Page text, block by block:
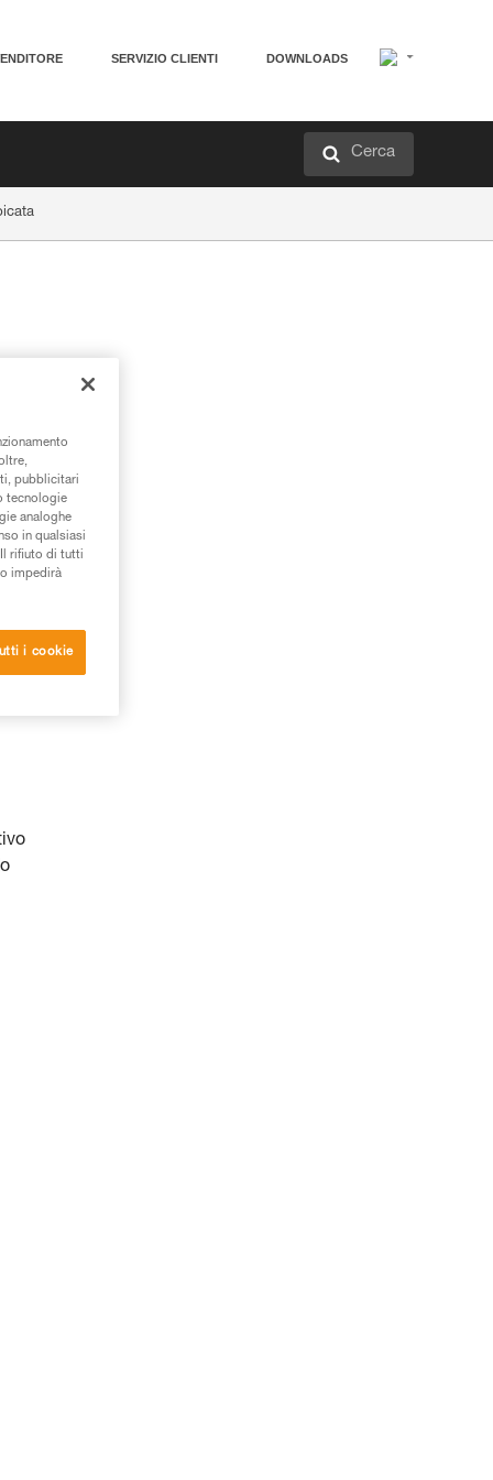
SERVIZIO CLIENTI DOWNLOADS
Cerca
pubblicitari
tecnologie
analoghe
in qualsiasi
rifiuto di tutti
impedirà
i cookie